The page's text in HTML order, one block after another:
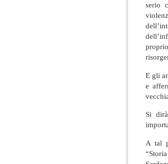
serio
E gli
e
Si
A tal